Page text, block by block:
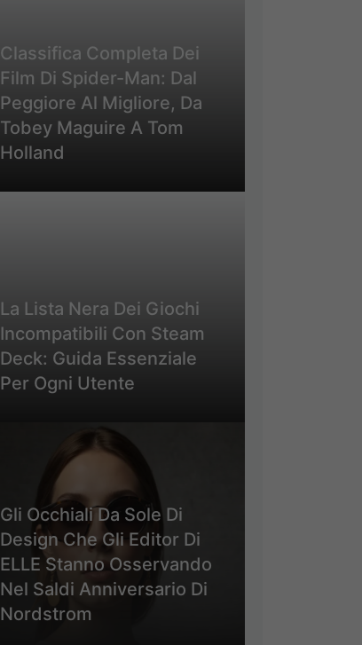
Classifica Completa Dei
Film Di Spider-Man: Dal
Peggiore Al Migliore, Da
Tobey Maguire A Tom
Holland
La Lista Nera Dei Giochi
Incompatibili Con Steam
Deck: Guida Essenziale
Per Ogni Utente
Gli Occhiali Da Sole Di
Design Che Gli Editor Di
ELLE Stanno Osservando
Nel Saldi Anniversario Di
Nordstrom